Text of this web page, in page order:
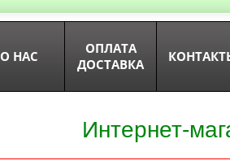
О НАС
ОПЛАТА
ДОСТАВКА
Интернет-